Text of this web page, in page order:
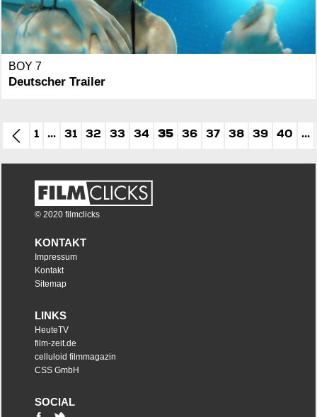
BOY 7
Deutscher Trailer
1 ... 31 32 33 34 35 36 37 38 39 40 ...
© 2020 filmclicks
KONTAKT
Impressum
Kontakt
Sitemap
LINKS
HeuteTV
film-zeit.de
celluloid filmmagazin
CSS GmbH
SOCIAL